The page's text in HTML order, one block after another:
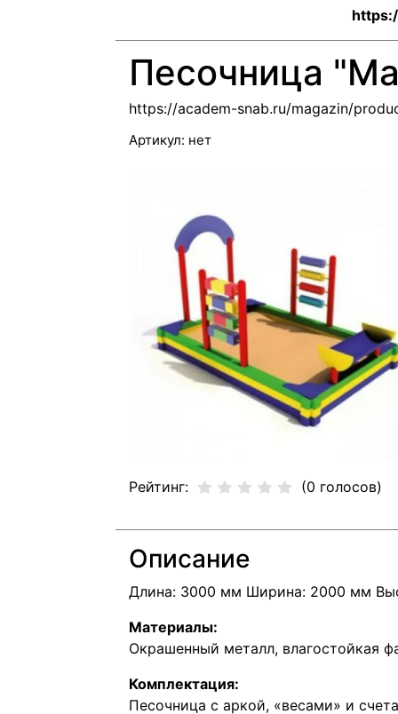
Песочница
https://academ-snab.ru/magazin/
Артикул: нет
Рейтинг: (0 голосов)
Описание
Длина: 3000 мм Ширина: 2000 мм
Материалы:
Окрашенный металл, влагостойкая
Комплектация:
Песочница с аркой, «весами» и